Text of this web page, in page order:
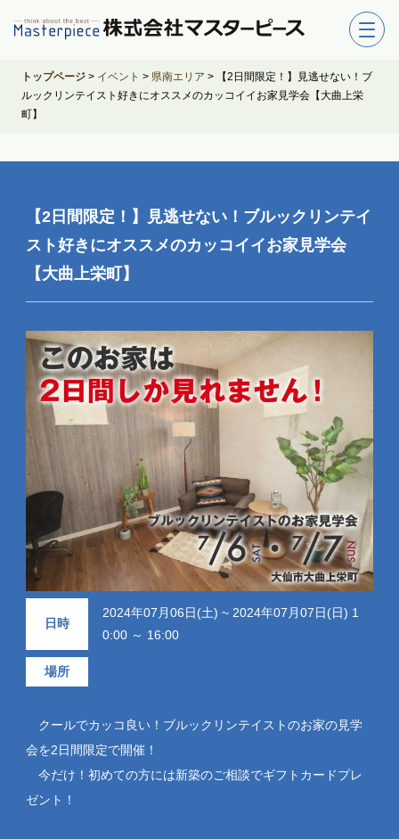
トップページ > イベント > 県南エリア >
【2日間限定！】見逃せない！ブ
ルックリンテイスト好きにオススメのカッコイイお家見学会【大曲上栄
町】
【2日間限定！】見逃せない！ブルックリンテイ
スト好きにオススメのカッコイイお家見学会
【大曲上栄町】
日時
2024年07月06日(土) ~ 2024年07月07日(日) 1
0:00 ～ 16:00
場所
クールでカッコ良い！ブルックリンテイストのお家の見学
会を2日間限定で開催！
今だけ！初めての方には新築のご相談でギフトカードプレ
ゼント！